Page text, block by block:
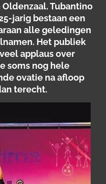
Tubantino
jarig bestaan een
alle geledingen
Het publiek
applaus over
soms nog hele
ovatie na afloop
terecht.